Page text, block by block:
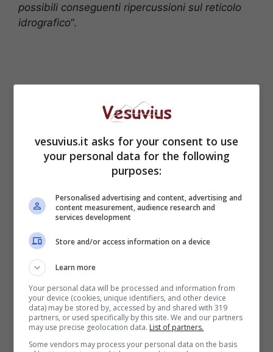
possibili conseguenti ripercussioni sul reticolo
idrografico“.
Tra gli interventi compiuti dai
messa in sicurezza di alberi danneggiati dal
vento, e cornicioni a rischio ed allagamenti di
scantinati. Mentre i collegamenti con le isole,
interrotti per un libeccio forza 9 ed un mare
forza 8, sono ripresi in serata solo grazie ad una
bonaccia improvvisa.
vesuvius.it asks for your consent to use
your personal data for the following
purposes:
Personalised advertising and content, advertising and
content measurement, audience research and
services development
Store and/or access information on a device
Learn more
Your personal data will be processed and information from
your device (cookies, unique identifiers, and other device
data) may be stored by, accessed by and shared with 319
partners, or used specifically by this site. We and our partners
may use precise geolocation data. List of partners.
Some vendors may process your personal data on the basis